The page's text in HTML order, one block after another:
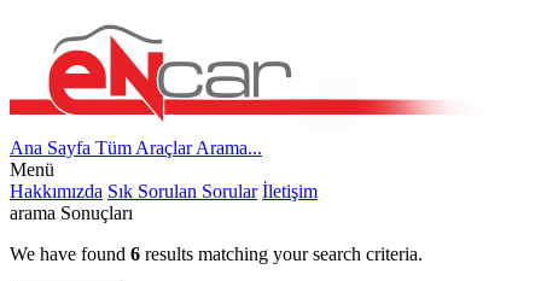
Ana Sayfa Tüm AraçlarArama...
Menü
Hakkımızda Sık Sorulan Sorular İletişim
arama Sonuçları
We have found 6 results matching your search criteria.